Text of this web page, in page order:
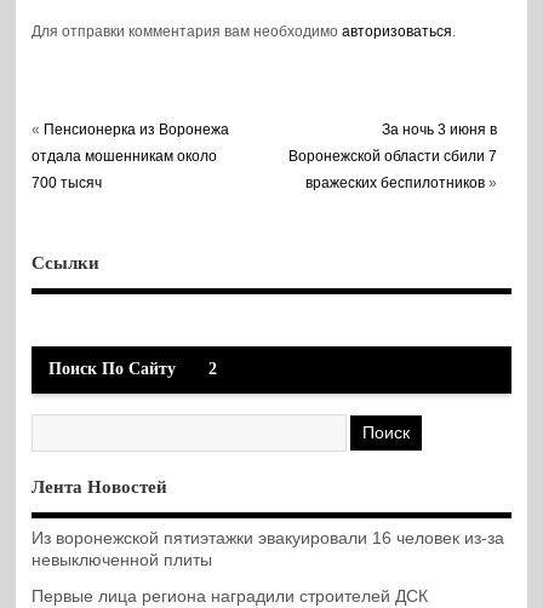
Для отправки комментария вам необходимоавторизоваться.
« Пенсионерка из Воронежа
отдала мошенникам около
700 тысяч
За ночь 3 июня в
Воронежской области сбили 7
вражеских беспилотников »
Ссылки
Поиск По Сайту 2
Лента Новостей
Из воронежской пятиэтажки эвакуировали 16 человек из-за
невыключенной плиты
Первые лица региона наградили строителей ДСК